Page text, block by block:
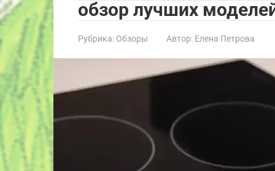
обзор лучших
Рубрика: Обзоры Автор: Елена Петрова